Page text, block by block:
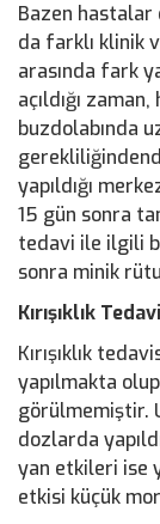
Bazen hastalar
da farklı klinik
arasında fark
açıldığı
buzdolabında
yapıldığı
15 gün sonra
tedavi ile ilgili
sonra minik
Kırışıklık
Kırışıklık
yapılmakta
görülmemiştir.
dozlarda
yan etkileri ise
etkisi küçük